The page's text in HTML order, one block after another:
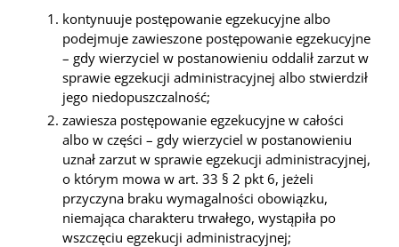
kontynuuje postępowanie egzekucyjne albo
podejmuje zawieszone postępowanie egzekucyjne
– gdy wierzyciel w postanowieniu oddalił zarzut w
sprawie egzekucji administracyjnej albo stwierdził
jego niedopuszczalność;
zawiesza postępowanie egzekucyjne w całości
albo w części – gdy wierzyciel w postanowieniu
uznał zarzut w sprawie egzekucji administracyjnej,
o którym mowa w art. 33 § 2 pkt 6, jeżeli
przyczyna braku wymagalności obowiązku,
niemająca charakteru trwałego, wystąpiła po
wszczęciu egzekucji administracyjnej;